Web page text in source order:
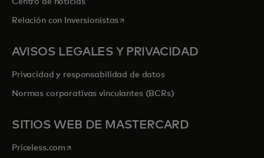
Relación con Inversionistasse abre en una pestaña nueva
AVISOS LEGALES Y PRIVACIDAD
Privacidad y responsabilidad de datos
Normas corporativas vinculantes (BCRs)
SITIOS WEB DE MASTERCARD
Priceless.com se abre en una pestaña nueva